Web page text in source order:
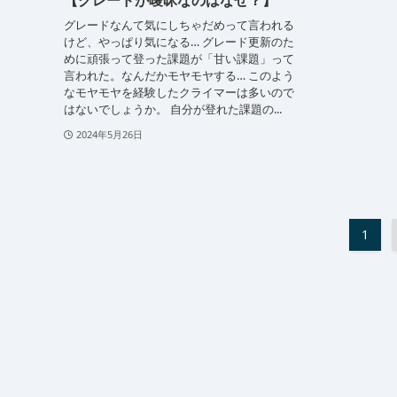
グレードなんて気にしちゃだめって言われる
けど、やっぱり気になる… グレード更新のた
めに頑張って登った課題が「甘い課題」って
言われた。なんだかモヤモヤする… このよう
なモヤモヤを経験したクライマーは多いので
はないでしょうか。 自分が登れた課題の...
2024年5月26日
1